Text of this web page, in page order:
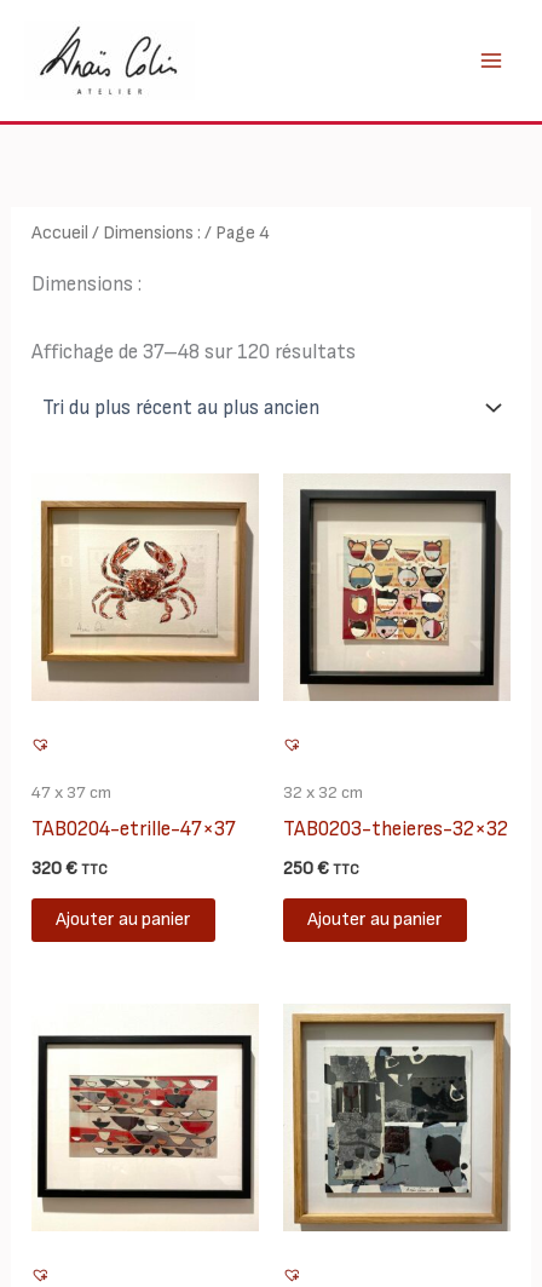
Accueil / Dimensions : / Page 4
Dimensions :
Affichage de 37–48 sur 120 résultats
ancien
47 x 37 cm
TAB0204-etrille-47×37
320€ TTC
Ajouter au panier
32 x 32 cm
TAB0203-theieres-32×32
250€ TTC
Ajouter au panier